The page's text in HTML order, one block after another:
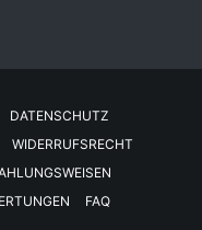
DATENSCHUTZ
WIDERRUFSRECHT
FAQ